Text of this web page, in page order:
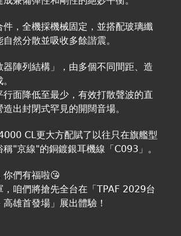
件，全機採機械固定，並搭配玻璃纖
然分散並吸收多餘諧震。
器陣列結構」，由多個不同間距、造
行面降低至最少，有效打散聲波的直
出封閉式罕見的開闊音場。
CL更大方配賦了以往只在旗艦型
"京線"的銅鍍銀耳機線「C093」。
你們有福啦😘
，咱們將搶先全台在「TPAF 2029台
雄首發場」展出體驗！